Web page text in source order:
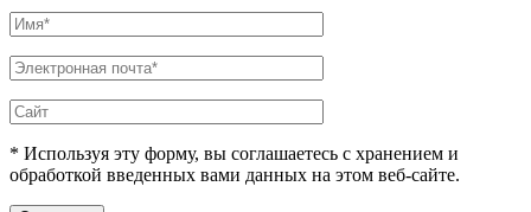
* Используя эту форму, вы соглашаетесь с хранением и
обработкой введенных вами данных на этом веб-сайте.